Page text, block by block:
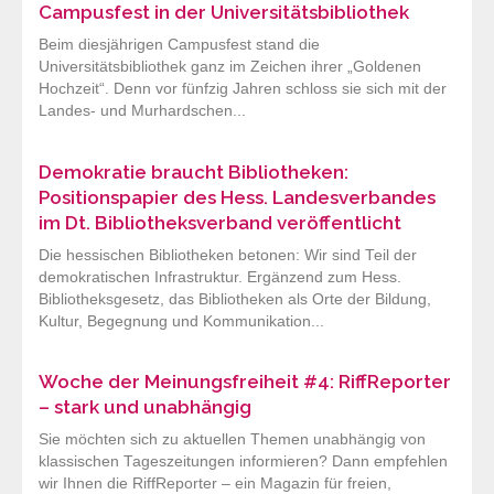
Campusfest in der Universitätsbibliothek
Beim diesjährigen Campusfest stand die
Universitätsbibliothek ganz im Zeichen ihrer „Goldenen
Hochzeit“. Denn vor fünfzig Jahren schloss sie sich mit der
Landes- und Murhardschen...
Demokratie braucht Bibliotheken:
Positionspapier des Hess. Landesverbandes
im Dt. Bibliotheksverband veröffentlicht
Die hessischen Bibliotheken betonen: Wir sind Teil der
demokratischen Infrastruktur. Ergänzend zum Hess.
Bibliotheksgesetz, das Bibliotheken als Orte der Bildung,
Kultur, Begegnung und Kommunikation...
Woche der Meinungsfreiheit #4: RiffReporter
– stark und unabhängig
Sie möchten sich zu aktuellen Themen unabhängig von
klassischen Tageszeitungen informieren? Dann empfehlen
wir Ihnen die RiffReporter – ein Magazin für freien,